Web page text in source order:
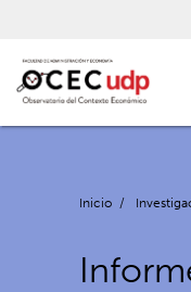
Inicio /